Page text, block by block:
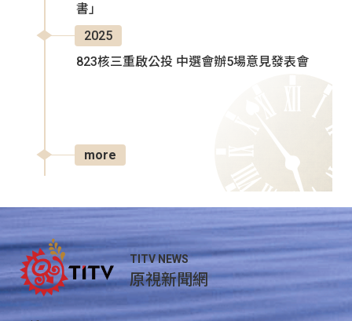
書」
2025
823核三重啟公投 中選會辦5場意見發表會
more
TITV NEWS
原視新聞網